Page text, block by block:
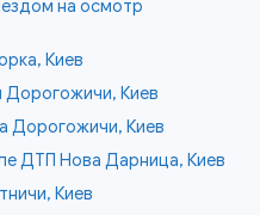
на осмотр
Киев
Дорогожичи, Киев
Дорогожичи, Киев
ДТП Нова Дарница, Киев
Киев